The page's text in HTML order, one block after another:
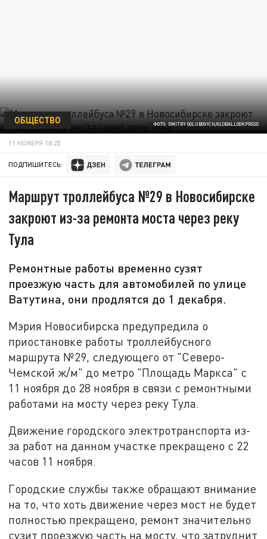
ФОТО: DMITRY GOLUBOVICH/GLOBALLOOKPRESS
ОБЩЕСТВО
11 НОЯБРЯ 18:25
ПОДПИШИТЕСЬ:
Маршрут троллейбуса №29 в Новосибирске
закроют из-за ремонта моста через реку
Тула
Ремонтные работы временно сузят
проезжую часть для автомобилей по улице
Ватутина, они продлятся до 1 декабря.
Мэрия Новосибирска предупредила о
приостановке работы троллейбусного
маршрута №29, следующего от "Северо-
Чемской ж/м" до метро "Площадь Маркса" с
11 ноября до 28 ноября в связи с ремонтными
работами на мосту через реку Тула.
Движение городского электротранспорта из-
за работ на данном участке прекращено с 22
часов 11 ноября.
Городские службы также обращают внимание
на то, что хоть движение через мост не будет
полностью прекращено, ремонт значительно
сузит проезжую часть на мосту, что затруднит